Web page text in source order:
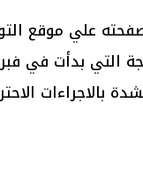
علي موقع
التي بدأت في
بالاجراءات